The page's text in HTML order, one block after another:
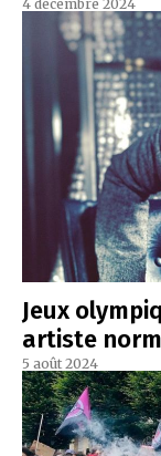
4 décembre 2024
Jeux
artiste
5 août 2024